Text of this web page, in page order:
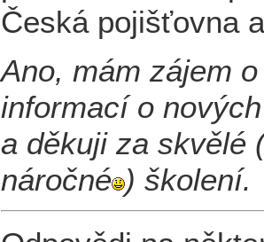
Česká pojišťovna
Ano, mám zájem
informací o
a děkuji za skvělé
náročné ) školení.